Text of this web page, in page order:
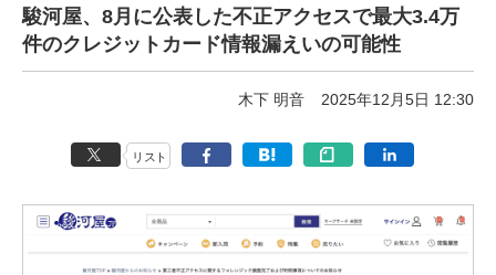
駿河屋、8月に公表した不正アクセスで最大3.4万
件のクレジットカード情報漏えいの可能性
木下 明音 2025年12月5日 12:30
リスト